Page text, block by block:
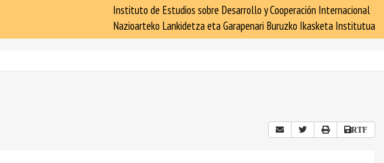
Instituto de Estudios sobre Desarrollo y Cooperación Internacional
Nazioarteko Lankidetza eta Garapenari Buruzko Ikasketa Institutua
RTF